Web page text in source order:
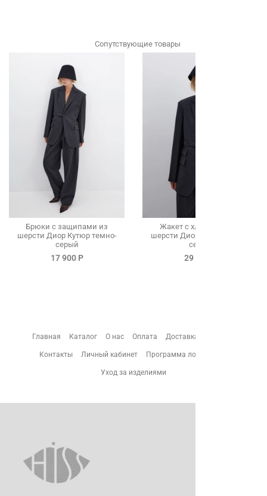
Сопутствующие товары
Брюки с защипами из
шерсти Диор Кутюр темно-
серый
17 900 Р
Жакет с хлястиком из
шерсти Диор Кутюр темно-
серый
29 900 Р
Главная Каталог О нас Оплата Доставка
Контакты Личный кабинет Программа лояльности
Уход за изделиями